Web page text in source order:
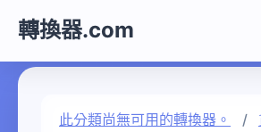
轉換器.com
此分類尚無可用的轉換器。